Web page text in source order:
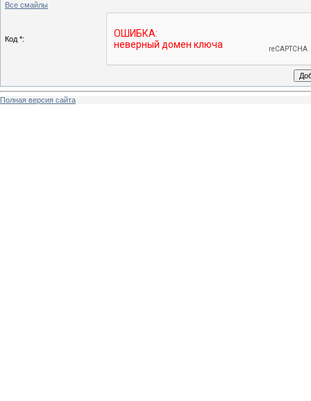
Все смайлы
Код *:
Полная версия сайта